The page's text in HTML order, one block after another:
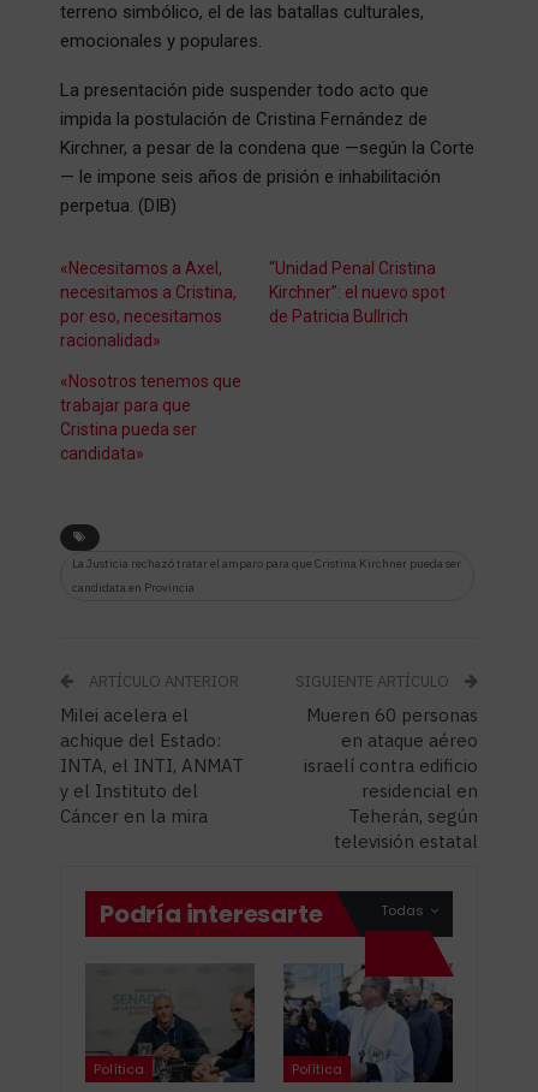
terreno simbólico, el de las batallas culturales,
emocionales y populares.
La presentación pide suspender todo acto que
impida la postulación de Cristina Fernández de
Kirchner, a pesar de la condena que —según la Corte
— le impone seis años de prisión e inhabilitación
perpetua. (DIB)
«Necesitamos a Axel,
necesitamos a Cristina,
por eso, necesitamos
racionalidad»
“Unidad Penal Cristina
Kirchner”: el nuevo spot
de Patricia Bullrich
«Nosotros tenemos que
trabajar para que
Cristina pueda ser
candidata»
La Justicia rechazó tratar el amparo para que Cristina Kirchner pueda ser
candidata en Provincia
ARTÍCULO ANTERIOR
Milei acelera el
achique del Estado:
INTA, el INTI, ANMAT
y el Instituto del
Cáncer en la mira
SIGUIENTE ARTÍCULO
Mueren 60 personas
en ataque aéreo
israelí contra edificio
residencial en
Teherán, según
televisión estatal
Todas
Podría interesarte
Política Política